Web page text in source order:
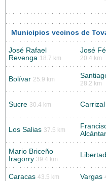
Municipios vecinos de
José Rafael
Revenga 18.7 km
José
20.4 km
Bolívar 25.9 km
28.2 km
Sucre 30.4 km Carrizal
Los Salias 37.5 km
Mario Briceño
Iragorry 39.4 km
Caracas 43.5 km Vargas